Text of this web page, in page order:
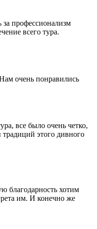
профессионализм
всего тура.
очень понравились
все было очень четко,
этого дивного
благодарность хотим
им. И конечно же